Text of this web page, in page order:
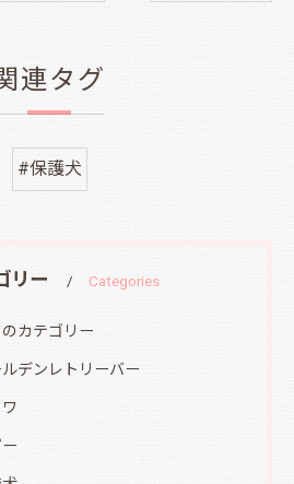
連タグ
#保護犬
リー Categories
カテゴリー
ルデンレトリーバー